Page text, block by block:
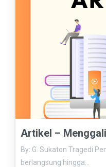
Artikel –
By: G. Sukaton Tragedi
berlangsung hingga…